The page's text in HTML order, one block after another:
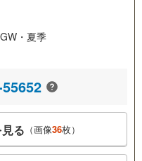
・夏季
る （画像36枚）